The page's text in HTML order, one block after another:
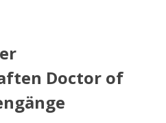
Doctor of